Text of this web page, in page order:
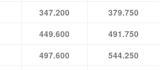
347.200 379.750
449.600 491.750
497.600
544.250